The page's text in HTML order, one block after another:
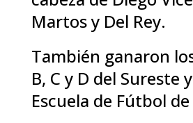
Martos y Del Rey.
También ganaron
B, C y D del Sureste
Escuela de Fútbol de